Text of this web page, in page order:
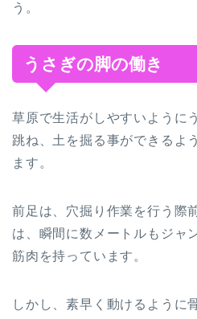
う。
うさぎの脚の働き
草原で生活がしやすいように
跳ね、土を掘る事ができるよ
ます。
前足は、穴掘り作業を行う際
は、瞬間に数メートルもジャ
筋肉を持っています。
しかし、素早く動けるように